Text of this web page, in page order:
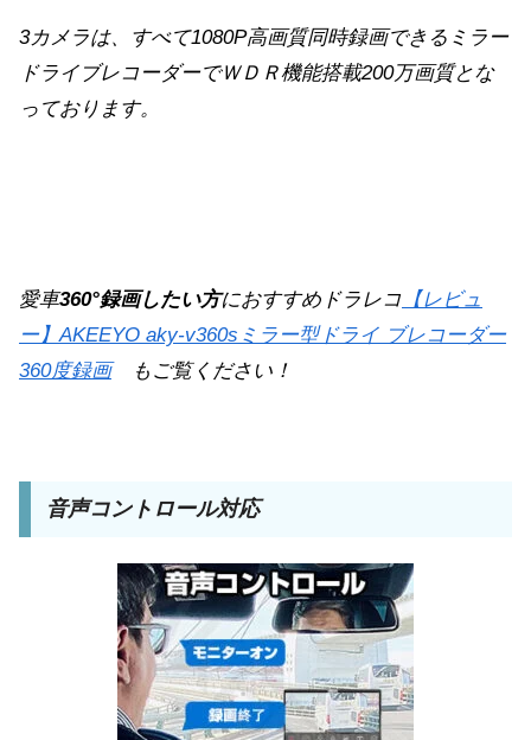
3カメラは、すべて1080P高画質同時録画できるミラー
ドライブレコーダーでＷＤＲ機能搭載200万画質とな
っております。
愛車360°録画したい方におすすめドラレコ 【レビュ
ー】AKEEYO aky-v360sミラー型ドライ ブレコーダー
360度録画もご覧ください！
音声コントロール対応